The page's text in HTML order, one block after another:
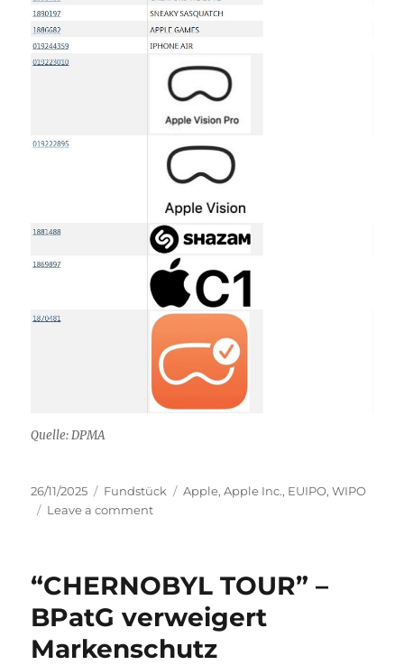
Quelle: DPMA
Posted
on
26/11/2025 Categories
Fundstück Tags
Apple,Apple Inc., EUIPO,WIPO
Leave a commenton
“CHERNOBYL TOUR” –
BPatG verweigert
Markenschutz